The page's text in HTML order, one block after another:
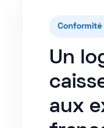
Conformité
Un
aux